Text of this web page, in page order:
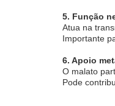
5. Função
Atua na
Importante
6. Apoio
O malato
Pode